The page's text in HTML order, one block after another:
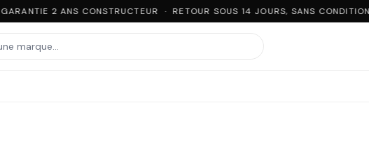
2 ANS CONSTRUCTEUR · RETOUR SOUS 14 JOURS, SANS CONDITIONS